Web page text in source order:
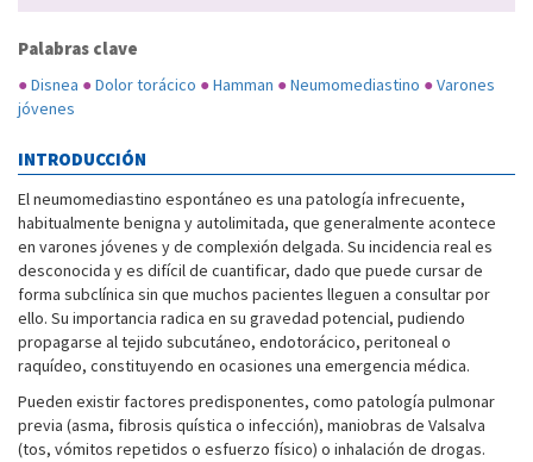
Palabras clave
●Disnea ●Dolor torácico ●Hamman ●Neumomediastino ●Varones
jóvenes
INTRODUCCIÓN
El neumomediastino espontáneo es una patología infrecuente,
habitualmente benigna y autolimitada, que generalmente acontece
en varones jóvenes y de complexión delgada. Su incidencia real es
desconocida y es difícil de cuantificar, dado que puede cursar de
forma subclínica sin que muchos pacientes lleguen a consultar por
ello. Su importancia radica en su gravedad potencial, pudiendo
propagarse al tejido subcutáneo, endotorácico, peritoneal o
raquídeo, constituyendo en ocasiones una emergencia médica.
Pueden existir factores predisponentes, como patología pulmonar
previa (asma, fibrosis quística o infección), maniobras de Valsalva
(tos, vómitos repetidos o esfuerzo físico) o inhalación de drogas.